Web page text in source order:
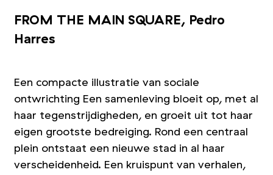
FROM THE MAIN SQUARE, Pedro
Harres
Een compacte illustratie van sociale
ontwrichting Een samenleving bloeit op, met al
haar tegenstrijdigheden, en groeit uit tot haar
eigen grootste bedreiging. Rond een centraal
plein ontstaat een nieuwe stad in al haar
verscheidenheid. Een kruispunt van verhalen,